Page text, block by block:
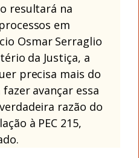
resultará na
em
Osmar Serraglio
da Justiça, a
precisa mais do
avançar essa
razão do
à PEC 215,